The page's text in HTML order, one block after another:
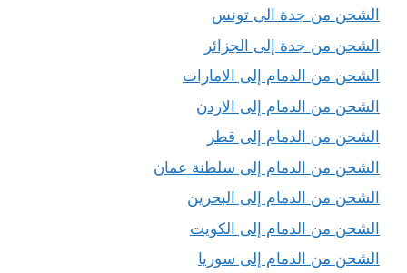
الشحن من جدة الى تونس
الشحن من جدة إلى الجزائر
الشحن من الدمام إلى الامارات
الشحن من الدمام إلى الاردن
الشحن من الدمام إلى قطر
الشحن من الدمام إلى سلطنة عمان
الشحن من الدمام إلى البحرين
الشحن من الدمام إلى الكويت
الشحن من الدمام إلى سوريا